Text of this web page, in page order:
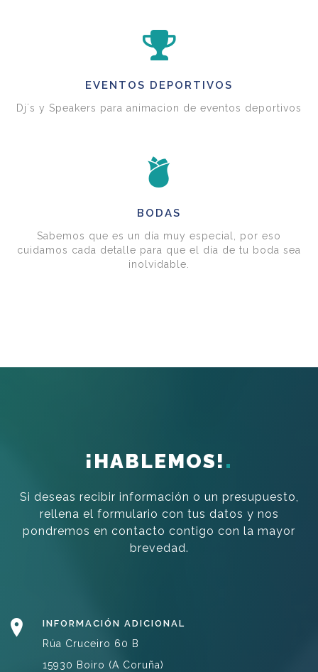
EVENTOS DEPORTIVOS
Dj´s y Speakers para animacion de eventos deportivos
BODAS
Sabemos que es un día muy especial, por eso
cuidamos cada detalle para que el día de tu boda sea
inolvidable.
¡HABLEMOS!
Si deseas recibir información o un presupuesto,
rellena el formulario con tus datos y nos
pondremos en contacto contigo con la mayor
brevedad.
INFORMACIÓN ADICIONAL
Rúa Cruceiro 60 B
15930 Boiro (A Coruña)